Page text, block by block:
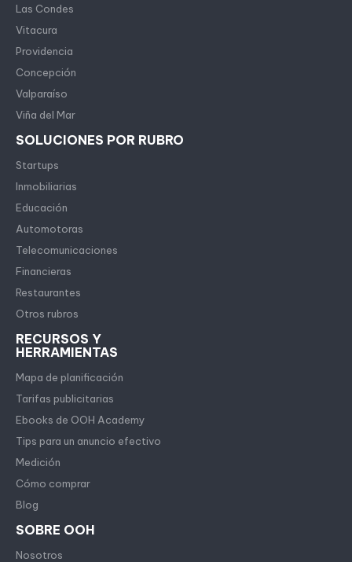
Las Condes
Vitacura
Providencia
Concepción
Valparaíso
Viña del Mar
SOLUCIONES POR RUBRO
Startups
Inmobiliarias
Educación
Automotoras
Telecomunicaciones
Financieras
Restaurantes
Otros rubros
RECURSOS Y
HERRAMIENTAS
Mapa de planificación
Tarifas publicitarias
Ebooks de OOH Academy
Tips para un anuncio efectivo
Medición
Cómo comprar
Blog
SOBRE OOH
Nosotros